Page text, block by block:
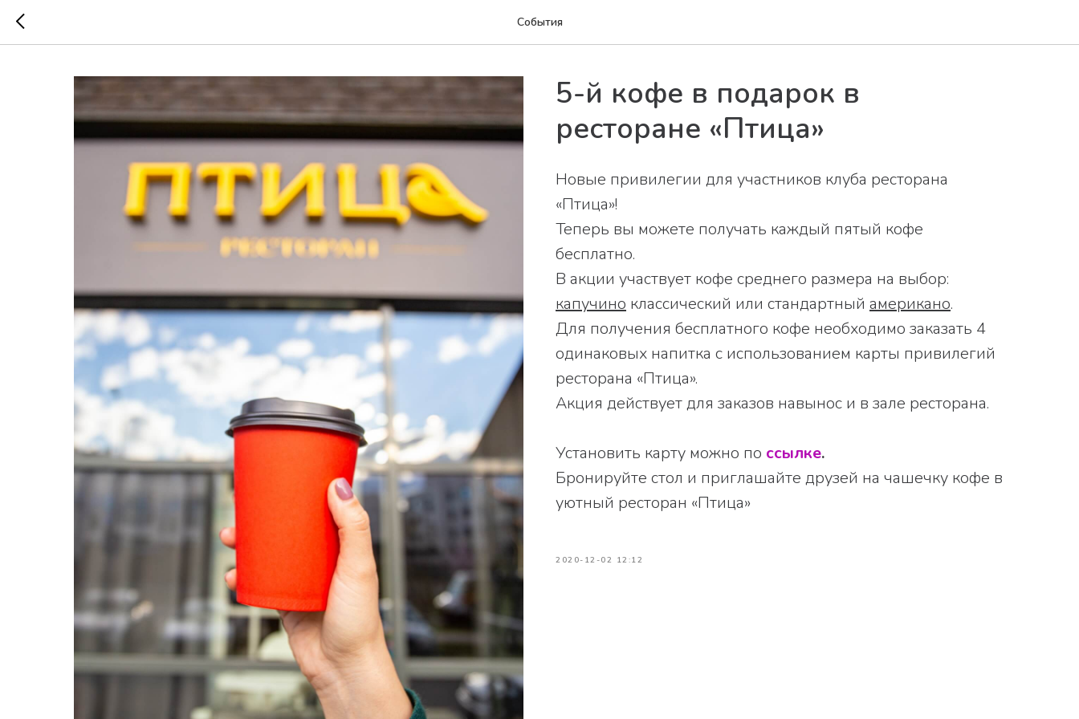
События
5-й кофе в подарок в
ресторане «Птица»
Новые привилегии для участников клуба ресторана
«Птица»!
Теперь вы можете получать каждый пятый кофе
бесплатно.
В акции участвует кофе среднего размера на выбор:
капучино классический или стандартный американо.
Для получения бесплатного кофе необходимо заказать 4
одинаковых напитка с использованием карты привилегий
ресторана «Птица».
Акция действует для заказов навынос и в зале ресторана.
Установить карту можно по ссылке.
Бронируйте стол и приглашайте друзей на чашечку кофе в
уютный ресторан «Птица»
2020-12-02 12:12